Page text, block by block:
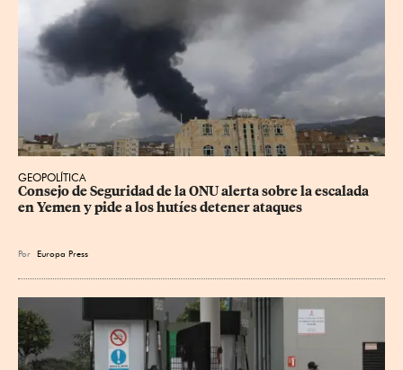
GEOPOLÍTICA
Consejo de Seguridad de la ONU alerta sobre la escalada
en Yemen y pide a los hutíes detener ataques
Por Europa Press